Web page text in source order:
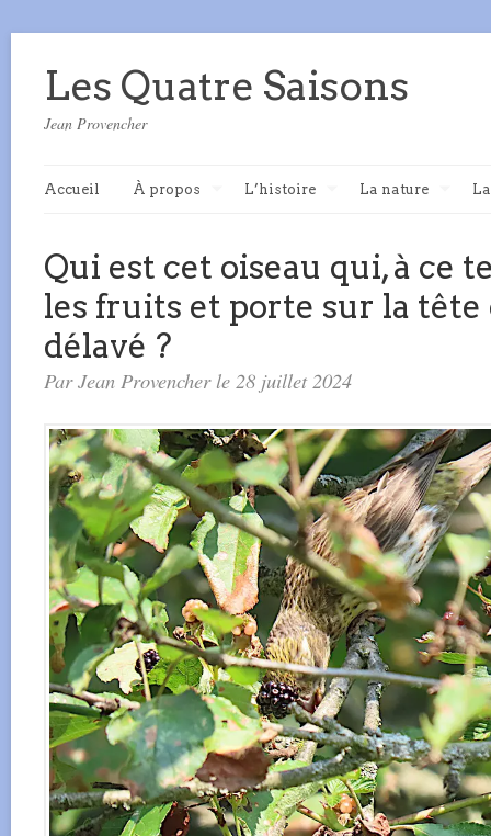
Les Quatre Saisons
Jean Provencher
Accueil À propos L’histoire La nature
Qui est cet oiseau qui, à ce
les fruits et porte sur la tête
délavé ?
Par Jean Provencher le 28 juillet 2024